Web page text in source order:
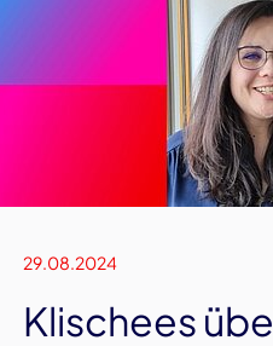
29.08.2024
Klischees